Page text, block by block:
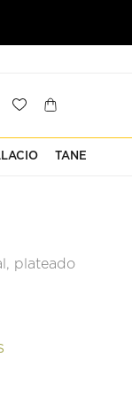
TANE
plateado